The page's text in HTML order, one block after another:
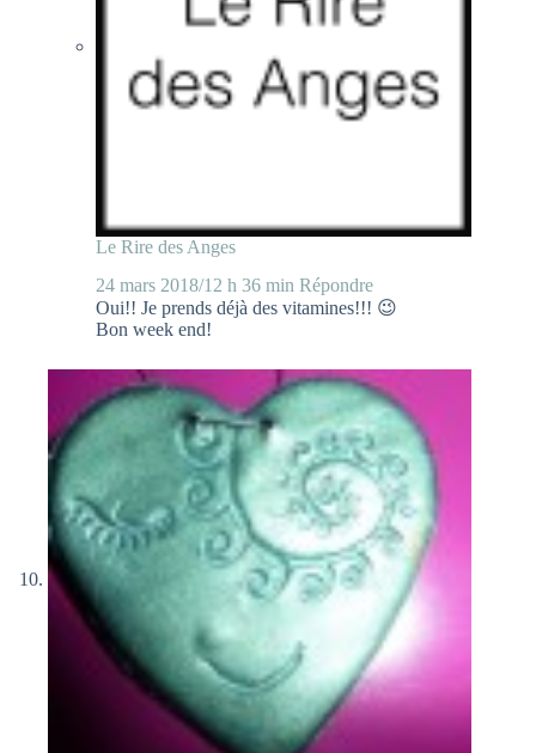
Le Rire des Anges
24 mars 2018/12 h 36 min Répondre
Oui!! Je prends déjà des vitamines!!! 😉
Bon week end!